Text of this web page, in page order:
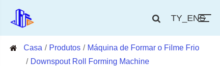
TY_ENS
Casa Produtos
Máquina de Formar o Filme Frio
Downspout Roll Forming Machine